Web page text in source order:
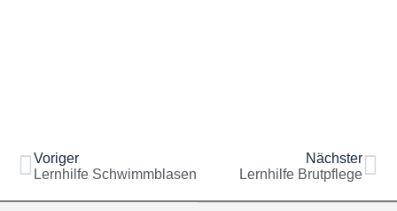
Voriger
Lernhilfe Schwimmblasen
Nächster
Lernhilfe Brutpflege